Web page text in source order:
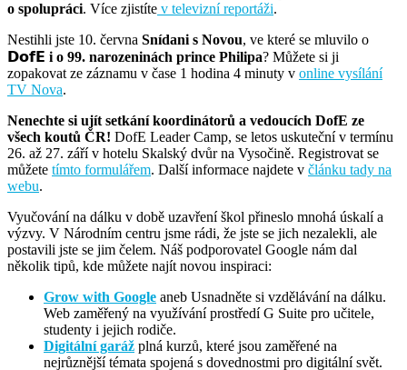
o spolupráci. Více zjistíte v televizní reportáži.
Nestihli jste 10. června Snídani s Novou, ve které se mluvilo o
𝗗𝗼𝗳𝗘 i o 99. narozeninách prince Philipa? Můžete si ji
zopakovat ze záznamu v čase 1 hodina 4 minuty v online vysílání
TV Nova.
Nenechte si ujít setkání koordinátorů a vedoucích DofE ze
všech koutů ČR! DofE Leader Camp, se letos uskuteční v termínu
26. až 27. září v hotelu Skalský dvůr na Vysočině. Registrovat se
můžete tímto formulářem. Další informace najdete v článku tady na
webu.
Vyučování na dálku v době uzavření škol přineslo mnohá úskalí a
výzvy. V Národním centru jsme rádi, že jste se jich nezalekli, ale
postavili jste se jim čelem. Náš podporovatel Google nám dal
několik tipů, kde můžete najít novou inspiraci:
Grow with Google aneb Usnadněte si vzdělávání na dálku.
Web zaměřený na využívání prostředí G Suite pro učitele,
studenty i jejich rodiče.
Digitální garáž plná kurzů, které jsou zaměřené na
nejrůznější témata spojená s dovednostmi pro digitální svět.